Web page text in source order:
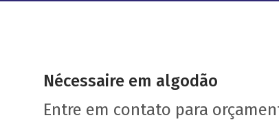
Nécessaire em algodão
Entre em contato para